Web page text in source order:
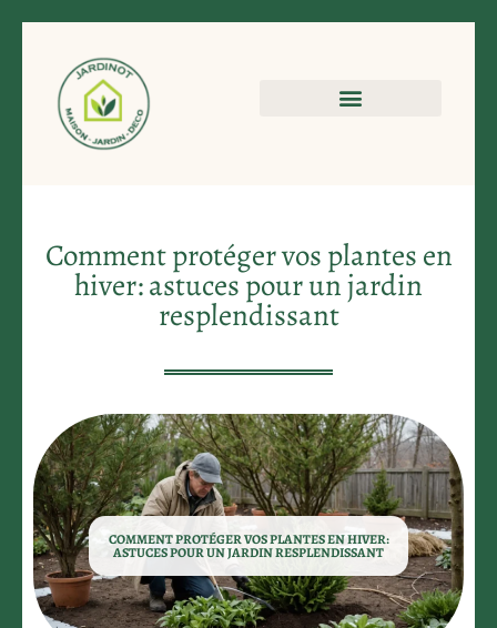
Comment protéger vos plantes en
hiver: astuces pour un jardin
resplendissant
COMMENT PROTÉGER VOS PLANTES EN HIVER:
ASTUCES POUR UN JARDIN RESPLENDISSANT